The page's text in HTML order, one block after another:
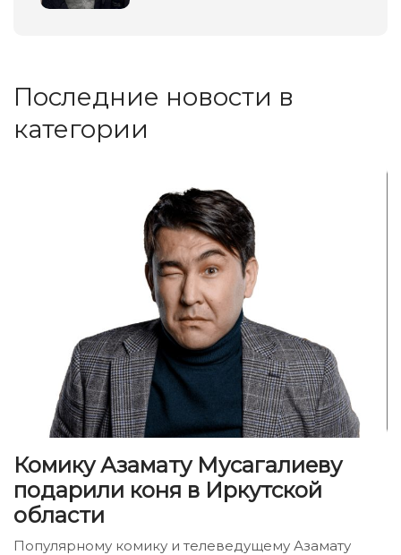
Последние новости в
категории
Комику Азамату Мусагалиеву
подарили коня в Иркутской
области
Популярному комику и телеведущему Азамату